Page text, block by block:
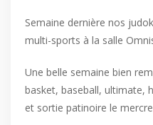
Semaine dernière nos
multi-sports à la salle
Une belle semaine bien
basket, baseball, ultimate,
et sortie patinoire le